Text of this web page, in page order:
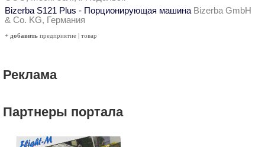
Bizerba S121 Plus - Порционирующая машина Bizerba GmbH
& Co. KG, Германия
+ добавить предприятие | товар
Реклама
Партнеры портала